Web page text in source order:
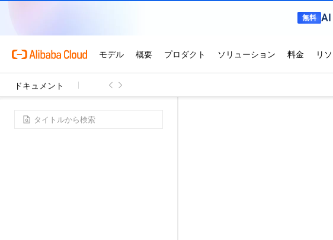
ドキュメント